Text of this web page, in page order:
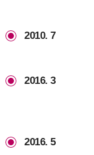
2010. 7
2016. 3
2016. 5